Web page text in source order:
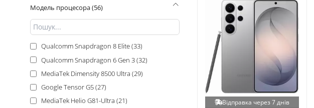
Модель процесора (56)
Qualcomm Snapdragon 8 Elite (33)
Qualcomm Snapdragon 6 Gen 3 (32)
MediaTek Dimensity 8500 Ultra (29)
Google Tensor G5 (27)
MediaTek Helio G81-Ultra (21)
Відправка через 7 днів